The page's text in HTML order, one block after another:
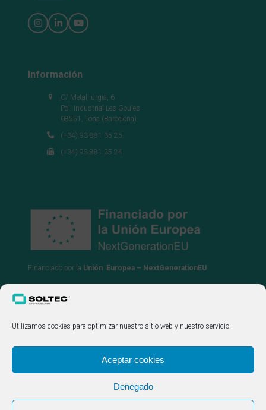
Utilizamos cookies para optimizar nuestro sitio web y nuestro servicio.
Aceptar cookies
Denegado
Instagram
LinkedInYouTube
Información
C/ Metal·lúrgia, 6
Pol. Industrial Les Goules
08551, Tona (Barcelona)
(+34) 93 881 35 25
(+34) 93 881 35 24
Financiado por la Unión Europea – NextGenerationEU